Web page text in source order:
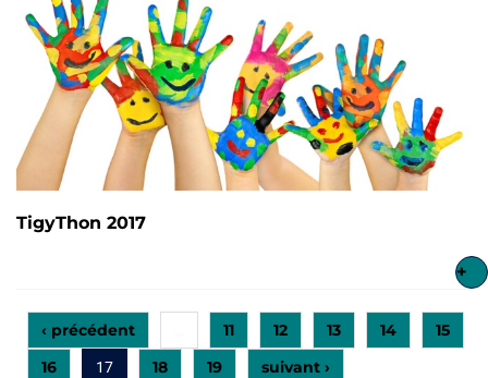
TigyThon 2017
+
‹ précédent 11 12 13 14
15
16
17 18 19 suivant ›